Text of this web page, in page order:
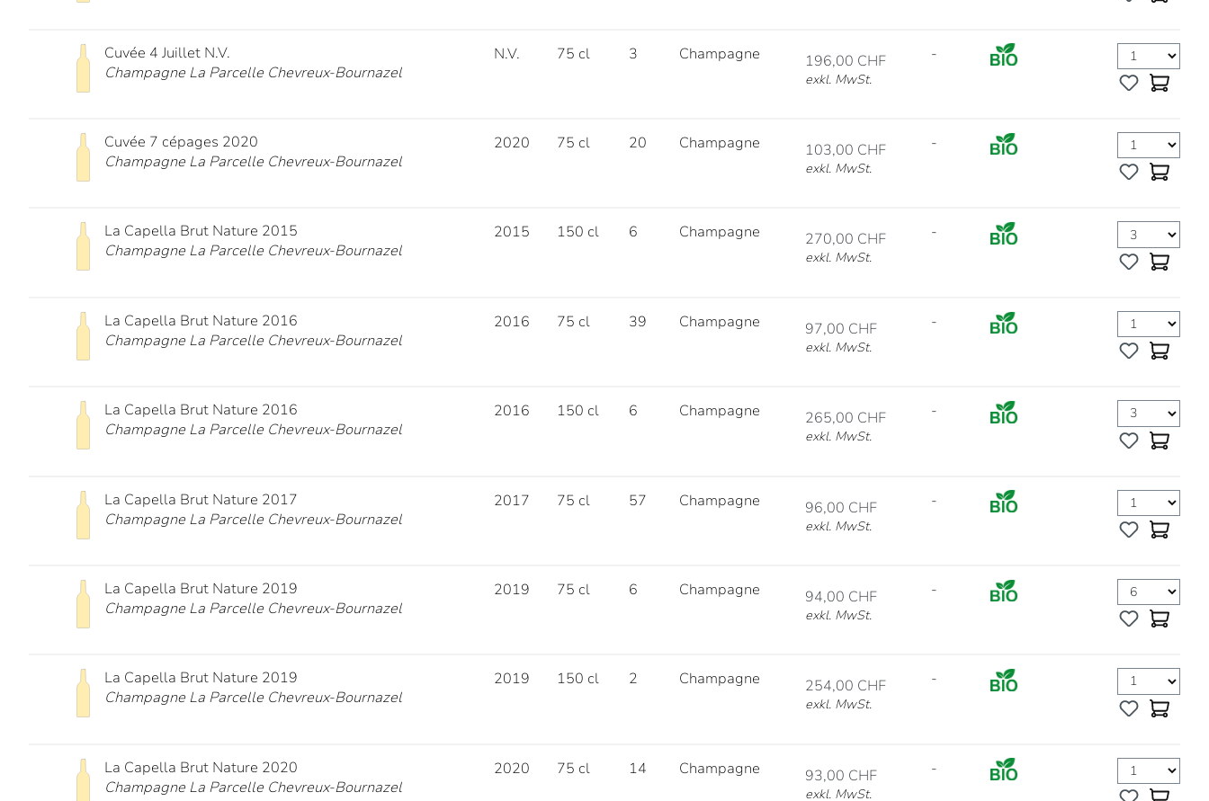
Cuvée 4 Juillet N.V.
Champagne La Parcelle Chevreux-Bournazel
N.V. 75 cl 3 Champagne 196,00 CHF
exkl. MwSt.
-
Cuvée 7 cépages 2020
Champagne La Parcelle Chevreux-Bournazel
2020 75 cl 20 Champagne 103,00 CHF
exkl. MwSt.
-
La Capella Brut Nature 2015
Champagne La Parcelle Chevreux-Bournazel
2015 150 cl 6 Champagne 270,00 CHF
exkl. MwSt.
-
La Capella Brut Nature 2016
Champagne La Parcelle Chevreux-Bournazel
2016 75 cl 39 Champagne 97,00 CHF
exkl. MwSt.
-
La Capella Brut Nature 2016
Champagne La Parcelle Chevreux-Bournazel
2016 150 cl 6 Champagne 265,00 CHF
exkl. MwSt.
-
La Capella Brut Nature 2017
Champagne La Parcelle Chevreux-Bournazel
2017 75 cl 57 Champagne 96,00 CHF
exkl. MwSt.
-
La Capella Brut Nature 2019
Champagne La Parcelle Chevreux-Bournazel
2019 75 cl 6 Champagne 94,00 CHF
exkl. MwSt.
-
La Capella Brut Nature 2019
Champagne La Parcelle Chevreux-Bournazel
2019 150 cl 2 Champagne 254,00 CHF
exkl. MwSt.
-
La Capella Brut Nature 2020
Champagne La Parcelle Chevreux-Bournazel
2020 75 cl 14 Champagne 93,00 CHF
exkl. MwSt.
-